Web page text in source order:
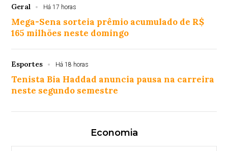
Geral Há 17 horas
Mega-Sena sorteia prêmio acumulado de R$
165 milhões neste domingo
Esportes Há 18 horas
Tenista Bia Haddad anuncia pausa na carreira
neste segundo semestre
Economia